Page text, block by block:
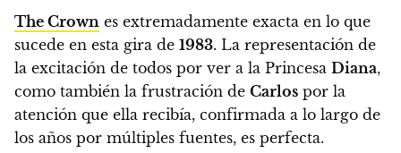
The Crown es extremadamente exacta en lo que
sucede en esta gira de 1983. La representación de
la excitación de todos por ver a la Princesa Diana,
como también la frustración de Carlos por la
atención que ella recibía, confirmada a lo largo de
los años por múltiples fuentes, es perfecta.